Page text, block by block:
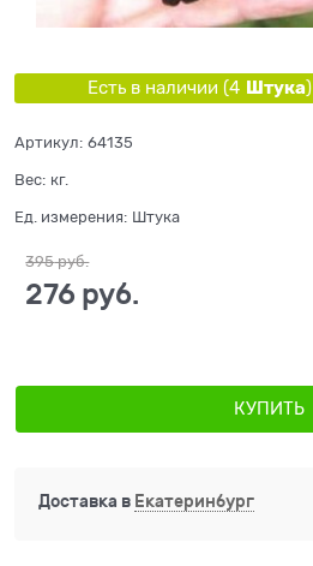
Есть в наличии (4 Штука)
Артикул: 64135
Вес: кг.
Ед. измерения: Штука
395 руб.
276 руб.
КУПИТЬ
Доставка в Екатеринбург